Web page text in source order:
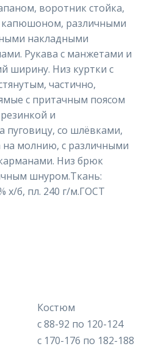
воротник стойка,
различными
накладными
Рукава с манжетами и
ширину. Низ куртки с
частично,
с притачным поясом
и
пуговицу, со шлёвками,
на молнию, с различными
Низ брюк
шнуром.Ткань:
х/б, пл. 240 г/м.ГОСТ
Костюм
с 88-92 по 120-124
с 170-176 по 182-188